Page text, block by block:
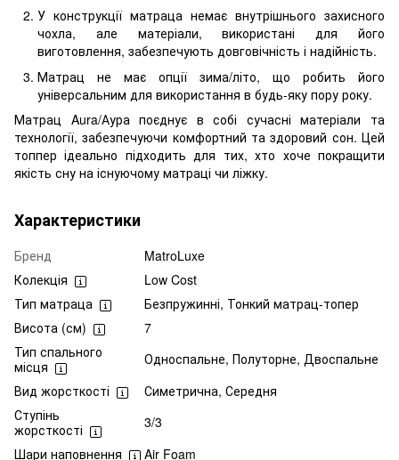
У конструкції матраца немає внутрішнього захисного
чохла, але матеріали, використані для його
виготовлення, забезпечують довговічність і надійність.
Матрац не має опції зима/літо, що робить його
універсальним для використання в будь-яку пору року.
Матрац Aura/Аура поєднує в собі сучасні матеріали та
технології, забезпечуючи комфортний та здоровий сон. Цей
топпер ідеально підходить для тих, хто хоче покращити
якість сну на існуючому матраці чи ліжку.
Характеристики
Бренд
MatroLuxe
Колекція
Low Cost
Тип матраца
Безпружинні, Тонкий матрац-топер
Висота (см)
7
Тип спального
місця
Односпальне, Полуторне, Двоспальне
Вид жорсткості
Симетрична, Середня
Ступінь
жорсткості
3/3
Шари наповнення
Air Foam